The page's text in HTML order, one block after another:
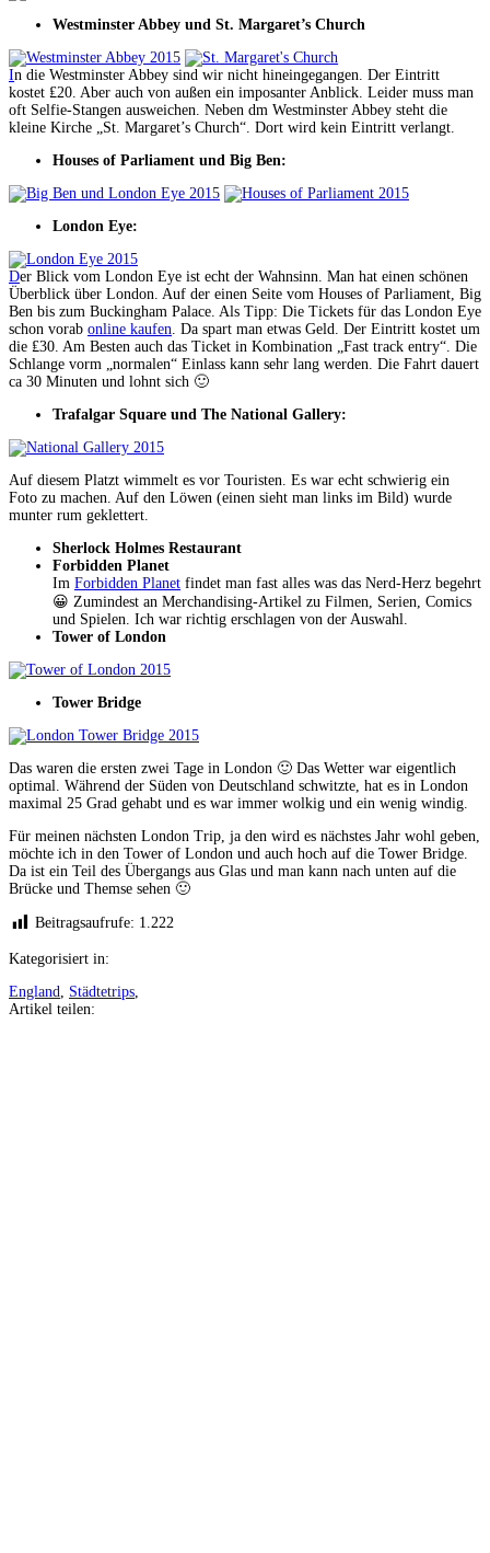
Westminster Abbey und St. Margaret’s Church
In die Westminster Abbey sind wir nicht hineingegangen. Der Eintritt
kostet ₤20. Aber auch von außen ein imposanter Anblick. Leider muss man
oft Selfie-Stangen ausweichen. Neben dm Westminster Abbey steht die
kleine Kirche „St. Margaret’s Church“. Dort wird kein Eintritt verlangt.
Houses of Parliament und Big Ben:
London Eye:
Der Blick vom London Eye ist echt der Wahnsinn. Man hat einen schönen
Überblick über London. Auf der einen Seite vom Houses of Parliament, Big
Ben bis zum Buckingham Palace. Als Tipp: Die Tickets für das London Eye
schon vorab online kaufen. Da spart man etwas Geld. Der Eintritt kostet um
die ₤30. Am Besten auch das Ticket in Kombination „Fast track entry“. Die
Schlange vorm „normalen“ Einlass kann sehr lang werden. Die Fahrt dauert
ca 30 Minuten und lohnt sich 🙂
Trafalgar Square und The National Gallery:
Auf diesem Platzt wimmelt es vor Touristen. Es war echt schwierig ein
Foto zu machen. Auf den Löwen (einen sieht man links im Bild) wurde
munter rum geklettert.
Sherlock Holmes Restaurant
Forbidden Planet
Im Forbidden Planet findet man fast alles was das Nerd-Herz begehrt
😀 Zumindest an Merchandising-Artikel zu Filmen, Serien, Comics
und Spielen. Ich war richtig erschlagen von der Auswahl.
Tower of London
Tower Bridge
Das waren die ersten zwei Tage in London 🙂 Das Wetter war eigentlich
optimal. Während der Süden von Deutschland schwitzte, hat es in London
maximal 25 Grad gehabt und es war immer wolkig und ein wenig windig.
Für meinen nächsten London Trip, ja den wird es nächstes Jahr wohl geben,
möchte ich in den Tower of London und auch hoch auf die Tower Bridge.
Da ist ein Teil des Übergangs aus Glas und man kann nach unten auf die
Brücke und Themse sehen 🙂
Beitragsaufrufe: 1.222
Kategorisiert in:
England, Städtetrips,
Artikel teilen: